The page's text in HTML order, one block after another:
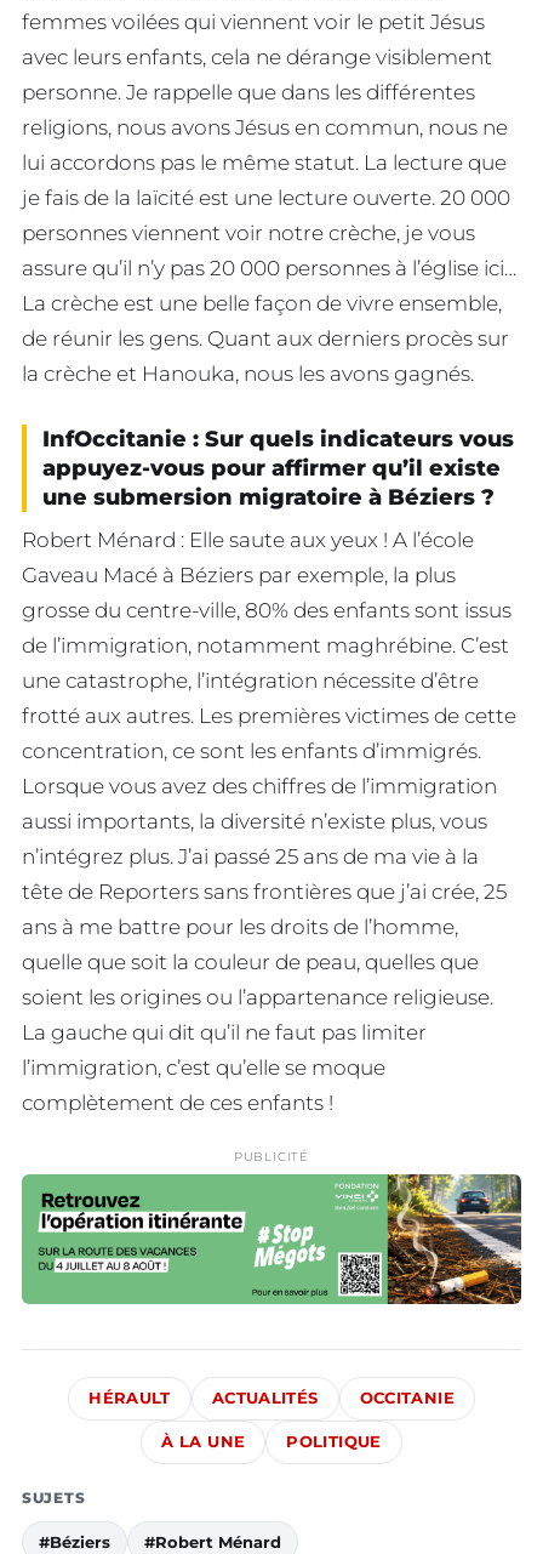
femmes voilées qui viennent voir le petit Jésus
avec leurs enfants, cela ne dérange visiblement
personne. Je rappelle que dans les différentes
religions, nous avons Jésus en commun, nous ne
lui accordons pas le même statut. La lecture que
je fais de la laïcité est une lecture ouverte. 20 000
personnes viennent voir notre crèche, je vous
assure qu’il n’y pas 20 000 personnes à l’église ici…
La crèche est une belle façon de vivre ensemble,
de réunir les gens. Quant aux derniers procès sur
la crèche et Hanouka, nous les avons gagnés.
InfOccitanie : Sur quels indicateurs vous
appuyez-vous pour affirmer qu’il existe
une submersion migratoire à Béziers ?
Robert Ménard : Elle saute aux yeux ! A l’école
Gaveau Macé à Béziers par exemple, la plus
grosse du centre-ville, 80% des enfants sont issus
de l’immigration, notamment maghrébine. C’est
une catastrophe, l’intégration nécessite d’être
frotté aux autres. Les premières victimes de cette
concentration, ce sont les enfants d’immigrés.
Lorsque vous avez des chiffres de l’immigration
aussi importants, la diversité n’existe plus, vous
n’intégrez plus. J’ai passé 25 ans de ma vie à la
tête de Reporters sans frontières que j’ai crée, 25
ans à me battre pour les droits de l’homme,
quelle que soit la couleur de peau, quelles que
soient les origines ou l’appartenance religieuse.
La gauche qui dit qu’il ne faut pas limiter
l’immigration, c’est qu’elle se moque
complètement de ces enfants !
PUBLICITÉ
HÉRAULT ACTUALITÉS OCCITANIE
À LA UNE POLITIQUE
SUJETS
#Béziers #Robert Ménard